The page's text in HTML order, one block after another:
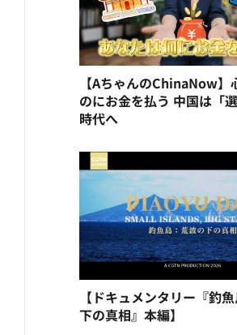
【AちゃんのChinaNow】
のにお金を払う 中国は「
時代へ
【ドキュメンタリー『釣
下の真相』本編】